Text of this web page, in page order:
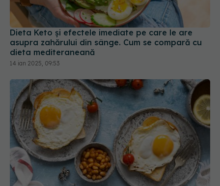
Dieta Keto și efectele imediate pe care le are
asupra zahărului din sânge. Cum se compară cu
dieta mediteraneană
14 ian 2025, 09:53